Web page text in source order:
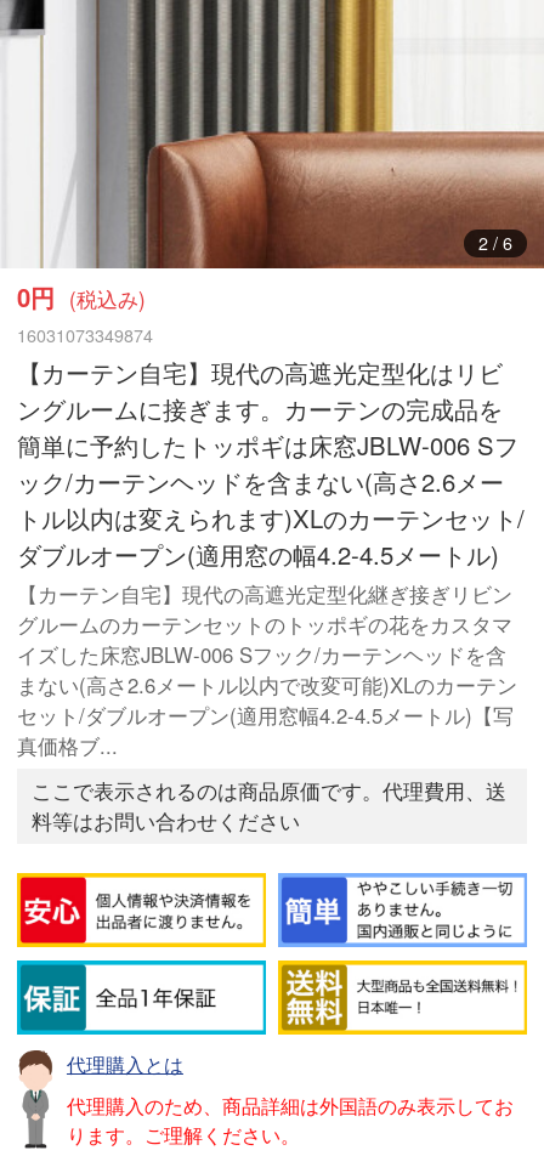
3/ 6
0円 (税込み)
16031073349874
【カーテン自宅】現代の高遮光定型化はリビ
ングルームに接ぎます。カーテンの完成品を
簡単に予約したトッポギは床窓JBLW-006 Sフ
ック/カーテンヘッドを含まない(高さ2.6メー
トル以内は変えられます)XLのカーテンセット/
ダブルオープン(適用窓の幅4.2-4.5メートル)
【カーテン自宅】現代の高遮光定型化継ぎ接ぎリビン
グルームのカーテンセットのトッポギの花をカスタマ
イズした床窓JBLW-006 Sフック/カーテンヘッドを含
まない(高さ2.6メートル以内で改変可能)XLのカーテン
セット/ダブルオープン(適用窓幅4.2-4.5メートル)【写
真価格ブ...
ここで表示されるのは商品原価です。代理費用、送
料等はお問い合わせください
代理購入とは
代理購入のため、商品詳細は外国語のみ表示してお
ります。ご理解ください。